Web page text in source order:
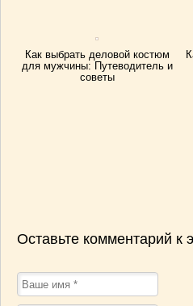
Как выбрать деловой костюм
для мужчины: Путеводитель и
советы
Оставьте комментарий к